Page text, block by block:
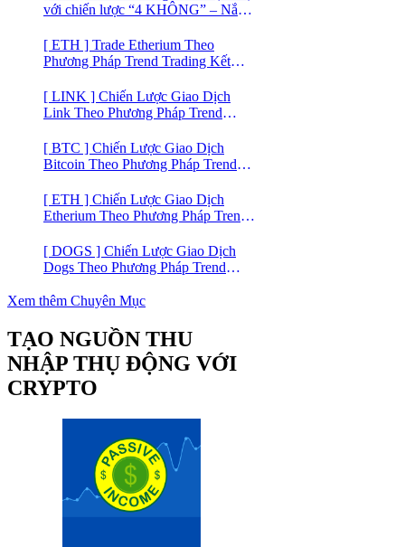
với chiến lược “4 KHÔNG” – Nắm
lý
[ ETH ] Trade Etherium Theo
Phương Pháp Trend Trading Kết
[ LINK ] Chiến Lược Giao Dịch
Link Theo Phương Pháp Trend
[ BTC ] Chiến Lược Giao Dịch
Bitcoin Theo Phương Pháp Trend
[ ETH ] Chiến Lược Giao Dịch
Etherium Theo Phương Pháp Trend
[ DOGS ] Chiến Lược Giao Dịch
Dogs Theo Phương Pháp Trend
Yết trên Binance
Xem thêm Chuyên Mục
TẠO NGUỒN THU
NHẬP THỤ ĐỘNG VỚI
CRYPTO